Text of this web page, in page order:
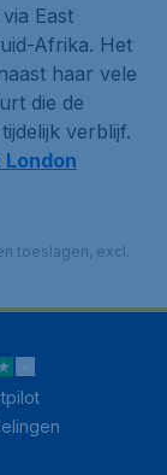
East
Afrika. Het
haar vele
die de
verblijf.
toeslagen, excl.